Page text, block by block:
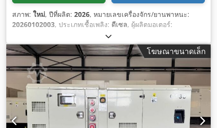
สภาพ: ใหม่, ปีที่ผลิต: 2026, หมายเลขเครื่องจักร/ยานพาหนะ:
20260102003, ประเภทเชื้อเพลิง: ดีเซล, ผู้ผลิตมอเตอร์:
โฆษณาขนาดเล็ก